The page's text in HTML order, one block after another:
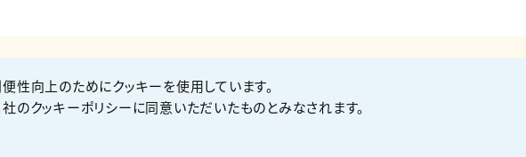
サイトマップ お問い合わせ
性向上のためにクッキーを使用しています。
のクッキーポリシーに同意いただいたものとみなされます。